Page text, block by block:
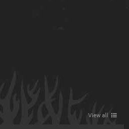
View all